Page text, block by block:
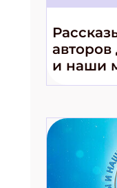
и наши